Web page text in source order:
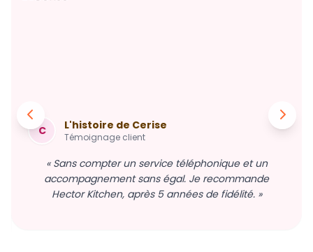
C L'histoire de Cerise
Témoignage client
« Sans compter un service téléphonique et un
accompagnement sans égal. Je recommande
Hector Kitchen, après 5 années de fidélité. »